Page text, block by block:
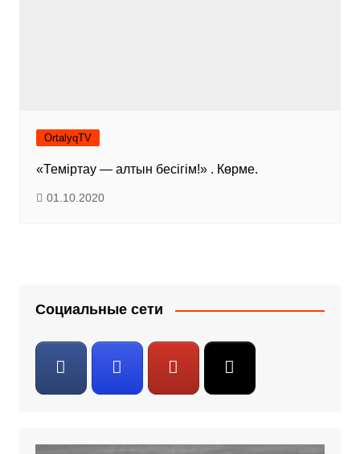
OrtalyqTV
«Теміртау — алтын бесігім!» . Көрме.
01.10.2020
Социальные сети